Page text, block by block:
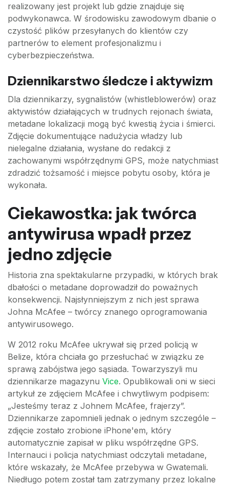
realizowany jest projekt lub gdzie znajduje się
podwykonawca. W środowisku zawodowym dbanie o
czystość plików przesyłanych do klientów czy
partnerów to element profesjonalizmu i
cyberbezpieczeństwa.
Dziennikarstwo śledcze i aktywizm
Dla dziennikarzy, sygnalistów (whistleblowerów) oraz
aktywistów działających w trudnych rejonach świata,
metadane lokalizacji mogą być kwestią życia i śmierci.
Zdjęcie dokumentujące nadużycia władzy lub
nielegalne działania, wysłane do redakcji z
zachowanymi współrzędnymi GPS, może natychmiast
zdradzić tożsamość i miejsce pobytu osoby, która je
wykonała.
Ciekawostka: jak twórca
antywirusa wpadł przez
jedno zdjęcie
Historia zna spektakularne przypadki, w których brak
dbałości o metadane doprowadził do poważnych
konsekwencji. Najsłynniejszym z nich jest sprawa
Johna McAfee – twórcy znanego oprogramowania
antywirusowego.
W 2012 roku McAfee ukrywał się przed policją w
Belize, która chciała go przesłuchać w związku ze
sprawą zabójstwa jego sąsiada. Towarzyszyli mu
dziennikarze magazynu Vice. Opublikowali oni w sieci
artykuł ze zdjęciem McAfee i chwytliwym podpisem:
„Jesteśmy teraz z Johnem McAfee, frajerzy”.
Dziennikarze zapomnieli jednak o jednym szczególe –
zdjęcie zostało zrobione iPhone'em, który
automatycznie zapisał w pliku współrzędne GPS.
Internauci i policja natychmiast odczytali metadane,
które wskazały, że McAfee przebywa w Gwatemali.
Niedługo potem został tam zatrzymany przez lokalne